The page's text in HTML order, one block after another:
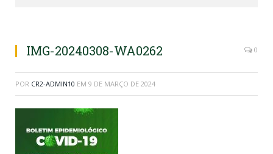
IMG-20240308-WA0262 0
POR CR2-ADMIN10 EM 9 DE MARÇO DE 2024